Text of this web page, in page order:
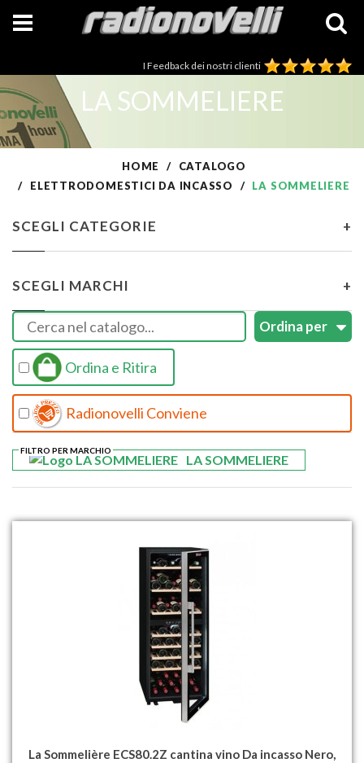
I Feedback dei nostri clienti
LA SOMMELIERE
HOME
CATALOGO
ELETTRODOMESTICI DA INCASSO
LA SOMMELIERE
SCEGLI CATEGORIE +
SCEGLI MARCHI +
Ordina e Ritira
Radionovelli Conviene
LA SOMMELIERE
FILTRO PER MARCHIO
La Sommelière ECS80.2Z cantina vino Da incasso Nero,